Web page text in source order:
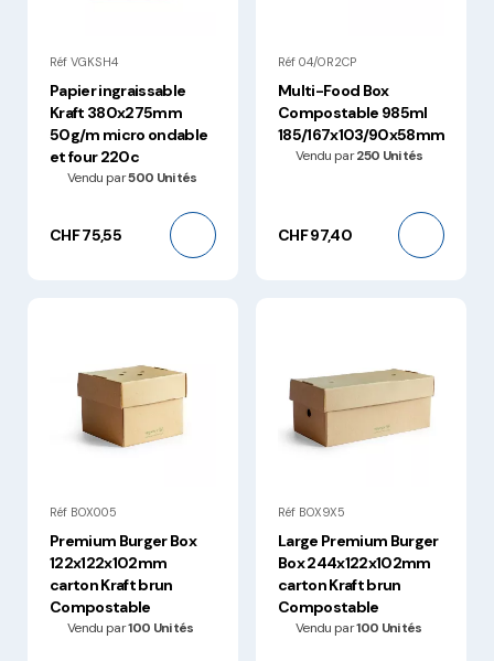
Réf VGKSH4
Papier ingraissable
Kraft 380x275mm
50g/m micro ondable
et four 220c
Vendu par500 Unités
CHF 75,55
Réf 04/OR2CP
Multi-Food Box
Compostable 985ml
185/167x103/90x58mm
Vendu par250 Unités
CHF 97,40
Réf BOX005
Premium Burger Box
122x122x102mm
carton Kraft brun
Compostable
Vendu par100 Unités
Réf BOX9X5
Large Premium Burger
Box 244x122x102mm
carton Kraft brun
Compostable
Vendu par100 Unités